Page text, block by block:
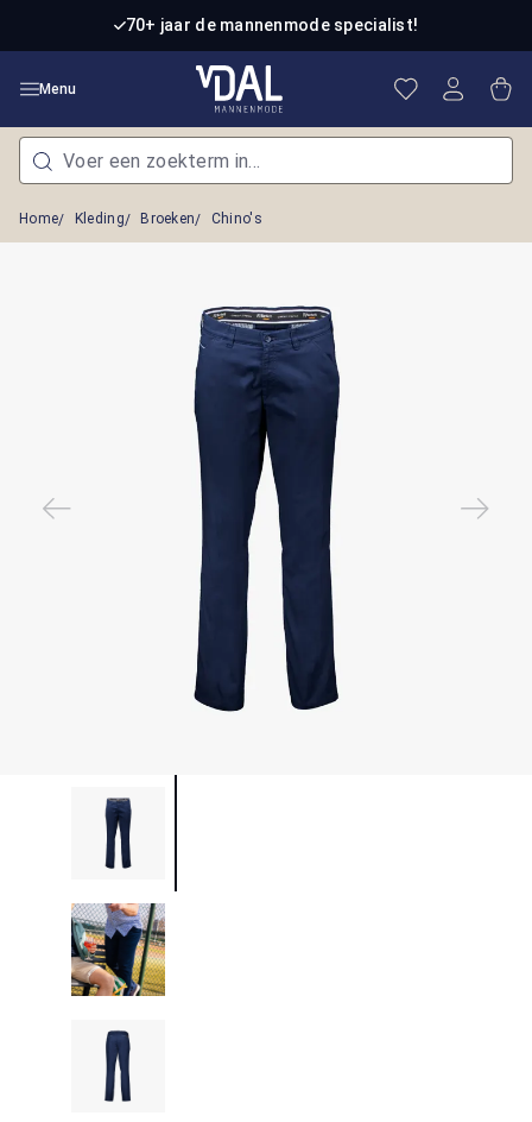
Ga naar de hoofdinhoud70+ jaar de mannenmode specialist!
Menu Je hebt 0
Home Kleding Broeken Chino's